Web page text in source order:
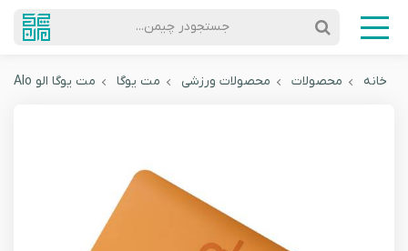
جستجودر چیمن...
خانه محصولات محصولات ورزشی مت یوگا مت یوگا الو Alo